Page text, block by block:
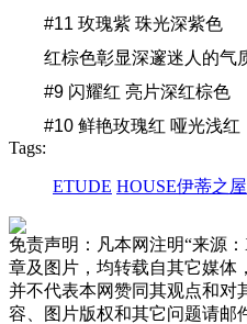
#11 玫瑰紫 珠光深紫色
红棕色彰显深邃迷人的气
#9 闪耀红 亮片深红棕色
#10 鲜艳玫瑰红 哑光浅红
Tags:
ETUDE HOUSE伊蒂之屋
免责声明：凡本网注明“来源
章及图片，均转载自其它媒体
并不代表本网赞同其观点和对
容、图片版权和其它问题请邮